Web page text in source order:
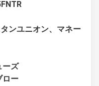
ンユニオン、マネー
ーズ
ロー